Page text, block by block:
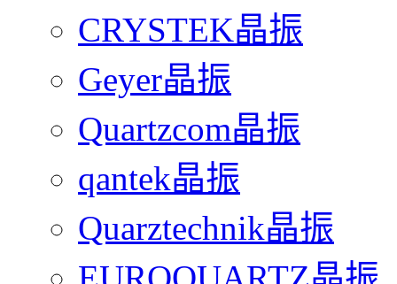
CRYSTEK晶振
Geyer晶振
Quartzcom晶振
qantek晶振
Quarztechnik晶振